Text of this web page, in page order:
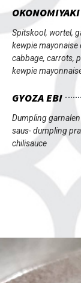
Spitskool, wortel,
kewpie mayonaise
cabbage, carrots,
kewpie
GYOZA EBI
Dumpling
saus-dumpling
chilisauce